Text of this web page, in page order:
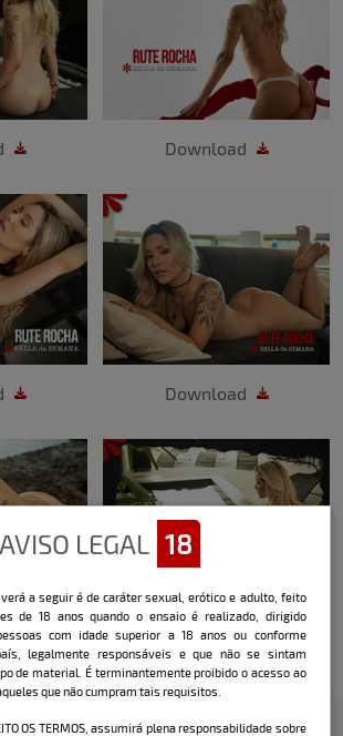
Download
Download
Download
AVISO LEGAL 18
verá a seguir é de caráter sexual, erótico e adulto, feito
de 18 anos quando o ensaio é realizado, dirigido
com idade superior a 18 anos ou conforme
legalmente responsáveis e que não se sintam
de material. É terminantemente proibido o acesso ao
que não cumpram tais requisitos.
OS TERMOS, assumirá plena responsabilidade sobre